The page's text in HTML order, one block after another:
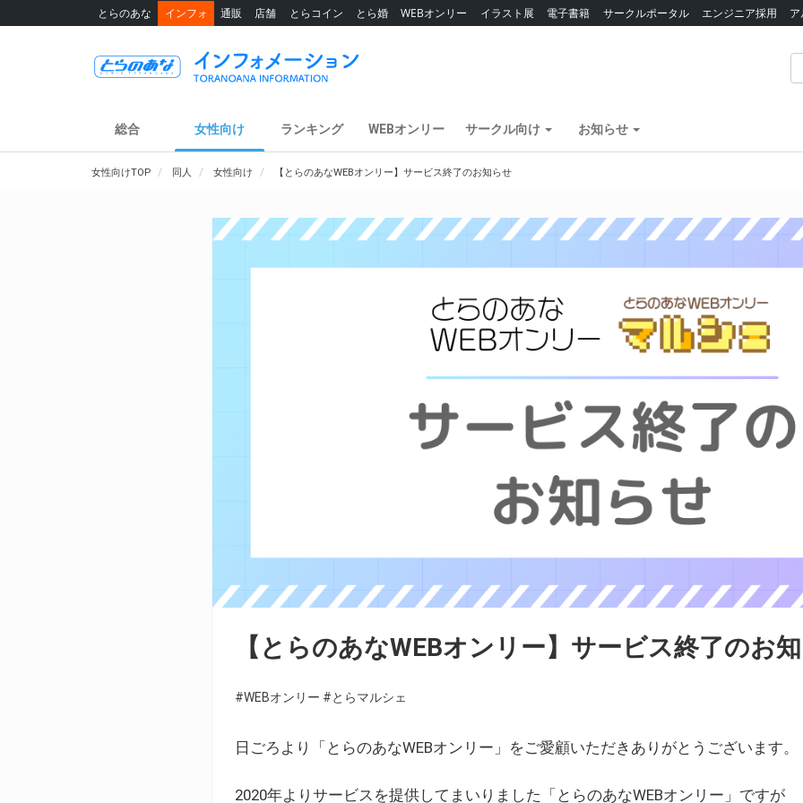
とらのあな インフォ 通販 店舗 とらコイン とら婚 WEBオンリー イラスト展 電子書籍 サークルポータル エンジニア採用
総合 女性向け ランキング WEBオンリー サークル向け お知らせ
女性向けTOP 同人 女性向け 【とらのあなWEBオンリー】サービス終了のお知らせ
【とらのあなWEBオンリー】サービス終了のお
#WEBオンリー #とらマルシェ
日ごろより「とらのあなWEBオンリー」をご愛顧いただきありがとうございます。
2020年よりサービスを提供してまいりました「とらのあなWEBオンリー」ですが